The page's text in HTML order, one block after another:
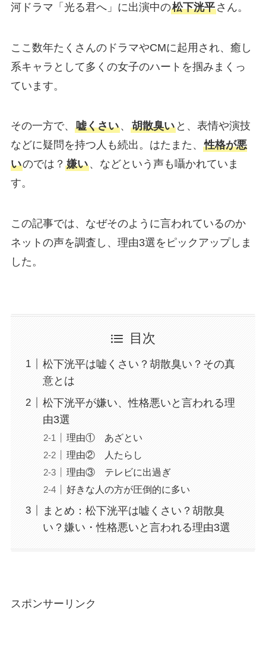
河ドラマ「光る君へ」に出演中の松下洸平さん。
ここ数年たくさんのドラマやCMに起用され、癒し
系キャラとして多くの女子のハートを掴みまくっ
ています。
その一方で、 嘘くさい、 胡散臭いと、表情や演技
などに疑問を持つ人も続出。はたまた、 性格が悪
いのでは？ 嫌い、などという声も囁かれていま
す。
この記事では、なぜそのように言われているのか
ネットの声を調査し、理由3選をピックアップしま
した。
目次
松下洸平は嘘くさい？胡散臭い？その真
意とは
松下洸平が嫌い、性格悪いと言われる理
由3選
理由① あざとい
理由② 人たらし
理由③ テレビに出過ぎ
好きな人の方が圧倒的に多い
まとめ：松下洸平は嘘くさい？胡散臭
い？嫌い・性格悪いと言われる理由3選
スポンサーリンク